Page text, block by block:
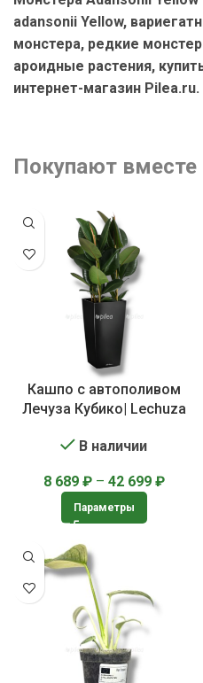
adansonii Yellow,
монстера, редкие
ароидные растения,
интернет-магазин Pilea.ru.
Покупают вместе
Кашпо с автополивом
Лечуза Кубико| Lechuza
В наличии
8 689 ₽ – 42 699 ₽
Параметры